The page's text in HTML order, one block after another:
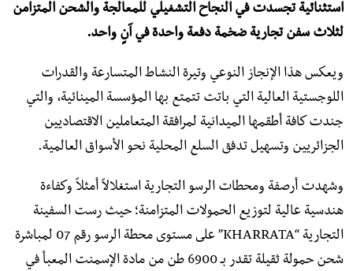
استثنائية تجسدت في النجاح التشغيلي للمعالجة والشحن المتزامن
لثلاث سفن تجارية ضخمة دفعة واحدة في آنٍ واحد.
ويعكس هذا الإنجاز النوعي وتيرة النشاط المتسارعة والقدرات
اللوجستية العالية التي باتت تتمتع بها المؤسسة المينائية، والتي
جندت كافة أطقمها الميدانية لمرافقة المتعاملين الاقتصاديين
الجزائريين وتسهيل تدفق السلع المحلية نحو الأسواق العالمية.
وشهدت أرصفة ومحطات الرسو التجارية استغلالاً أمثلاً وكفاءة
هندسية عالية لتوزيع الحمولات المتزامنة؛ حيث رست السفينة
التجارية “KHARRATA” على مستوى محطة الرسو رقم 07 لمباشرة
شحن حمولة ثقيلة تقدر بـ 6900 طن من مادة الإسمنت المعبأ في